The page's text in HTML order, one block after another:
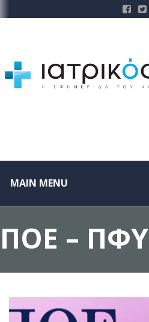
MAIN MENU
ΠΟΕ – ΠΦΥ